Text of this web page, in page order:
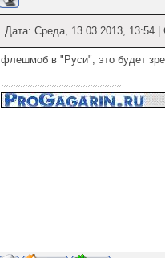
Дата: Среда, 13.03.2013, 13:54
флешмоб в "Руси", это будет